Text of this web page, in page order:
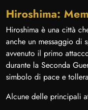
Hiroshima:
Hiroshima è una città
anche un messaggio di
avvenuto il primo
durante la Seconda
simbolo di pace e
Alcune delle principali